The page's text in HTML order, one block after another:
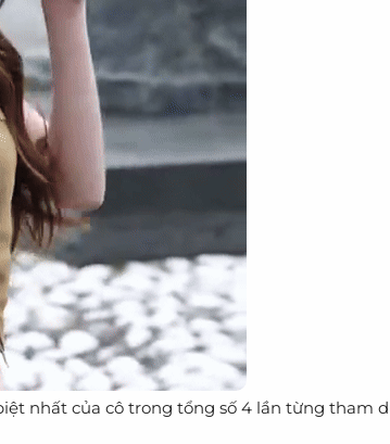
nhất của cô trong tổng số 4 lần từng tham